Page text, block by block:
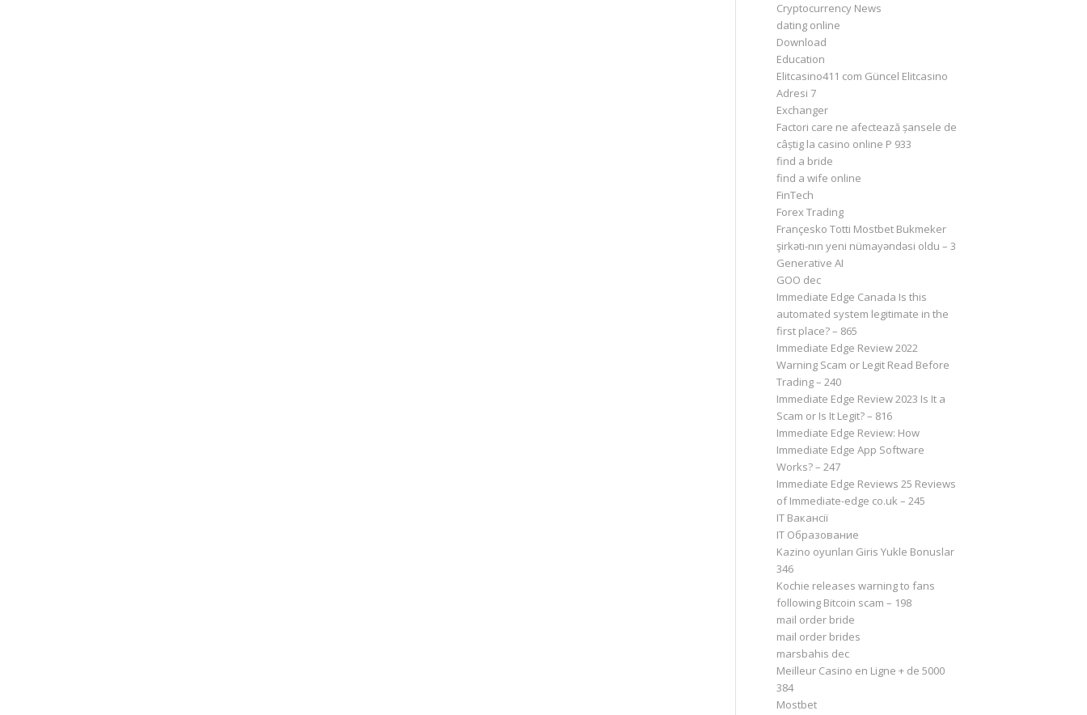
Cryptocurrency News
dating online
Download
Education
Elitcasino411 com Güncel Elitcasino
Adresi 7
Exchanger
Factori care ne afectează șansele de
câștig la casino online P 933
find a bride
find a wife online
FinTech
Forex Trading
Françesko Totti Mostbet Bukmeker
şirkəti-nın yeni nümayəndəsi oldu – 3
Generative AI
GOO dec
Immediate Edge Canada Is this
automated system legitimate in the
first place? – 865
Immediate Edge Review 2022
Warning Scam or Legit Read Before
Trading – 240
Immediate Edge Review 2023 Is It a
Scam or Is It Legit? – 816
Immediate Edge Review: How
Immediate Edge App Software
Works? – 247
Immediate Edge Reviews 25 Reviews
of Immediate-edge co.uk – 245
IT Вакансії
IT Образование
Kazino oyunları Giris Yukle Bonuslar
346
Kochie releases warning to fans
following Bitcoin scam – 198
mail order bride
mail order brides
marsbahis dec
Meilleur Casino en Ligne + de 5000
384
Mostbet